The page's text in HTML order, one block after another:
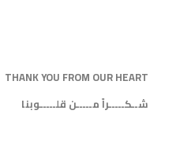
THANK YOU FROM OUR HEART
شــكـــــراً مـــــن قلـــــوبنا